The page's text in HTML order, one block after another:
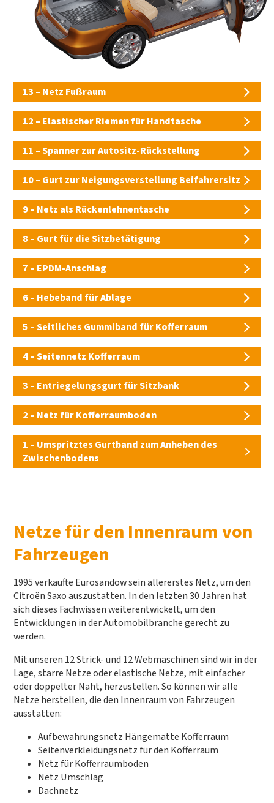
13 – Netz Fußraum
12 – Elastischer Riemen für Handtasche
11 – Spanner zur Autositz-Rückstellung
10 – Gurt zur Neigungsverstellung Beifahrersitz
9 – Netz als Rückenlehnentasche
8 – Gurt für die Sitzbetätigung
7 – EPDM-Anschlag
6 – Hebeband für Ablage
5 – Seitliches Gummiband für Kofferraum
4 – Seitennetz Kofferraum
3 – Entriegelungsgurt für Sitzbank
2 – Netz für Kofferraumboden
1 – Umspritztes Gurtband zum Anheben des
Zwischenbodens
Netze für den Innenraum von
Fahrzeugen
1995 verkaufte Eurosandow sein allererstes Netz, um den
Citroën Saxo auszustatten. In den letzten 30 Jahren hat
sich dieses Fachwissen weiterentwickelt, um den
Entwicklungen in der Automobilbranche gerecht zu
werden.
Mit unseren 12 Strick- und 12 Webmaschinen sind wir in der
Lage, starre Netze oder elastische Netze, mit einfacher
oder doppelter Naht, herzustellen. So können wir alle
Netze herstellen, die den Innenraum von Fahrzeugen
ausstatten:
Aufbewahrungsnetz Hängematte Kofferraum
Seitenverkleidungsnetz für den Kofferraum
Netz für Kofferraumboden
Netz Umschlag
Dachnetz